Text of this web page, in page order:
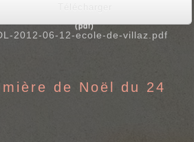
Télécharger
(pdf)
2012-06-12-ecole-de-villaz.pdf
de Noël du 24